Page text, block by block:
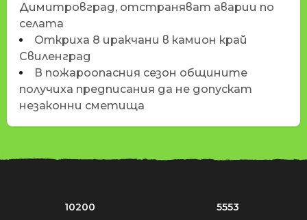
Димитровград, отстраняват аварии по
селата
Откриха 8 иракчани в камион край
Свиленград
В пожароопасния сезон общините
получиха предписания да не допускат
незаконни сметища
10200 5553